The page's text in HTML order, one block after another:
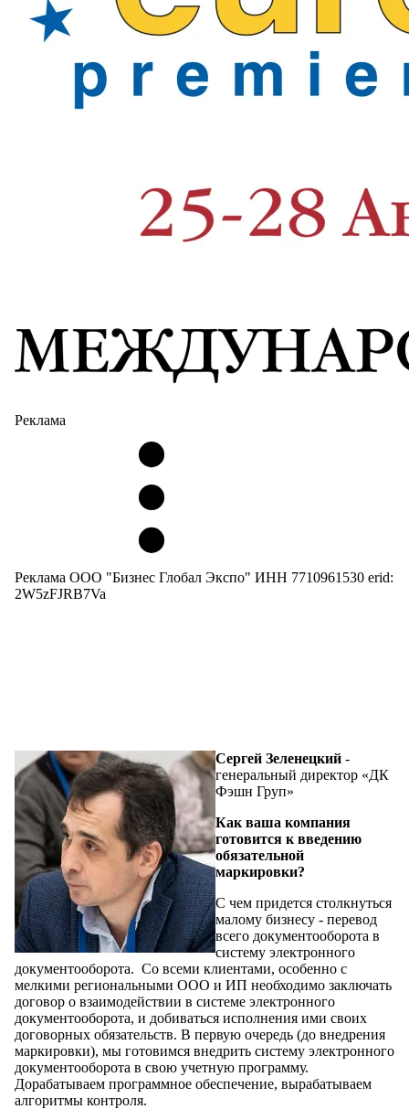
Реклама
Реклама ООО "Бизнес Глобал Экспо" ИНН 7710961530 erid:
2W5zFJRB7Va
Сергей Зеленецкий -
генеральный директор «ДК
Фэшн Груп»
Как ваша компания
готовится к введению
обязательной
маркировки?
С чем придется столкнуться
малому бизнесу - перевод
всего документооборота в
систему электронного
документооборота. Со всеми клиентами, особенно с
мелкими региональными ООО и ИП необходимо заключать
договор о взаимодействии в системе электронного
документооборота, и добиваться исполнения ими своих
договорных обязательств. В первую очередь (до внедрения
маркировки), мы готовимся внедрить систему электронного
документооборота в свою учетную программу.
Дорабатываем программное обеспечение, вырабатываем
алгоритмы контроля.